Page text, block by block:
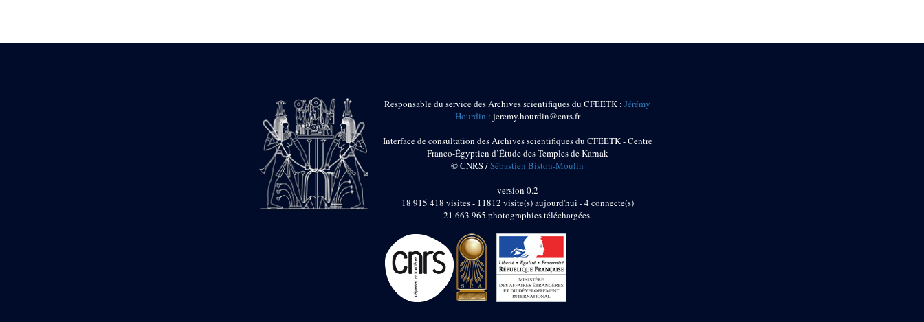
Responsable du service des Archives scientifiques du CFEETK :Jérémy
Hourdin : jeremy.hourdin@cnrs.fr
Interface de consultation des Archives scientifiques du CFEETK - Centre
Franco-Égyptien d’Étude des Temples de Karnak
© CNRS /Sébastien Biston-Moulin
version 0.2
18 915 418 visites - 11812 visite(s) aujourd'hui - 4 connecte(s)
21 663 965 photographies téléchargées.